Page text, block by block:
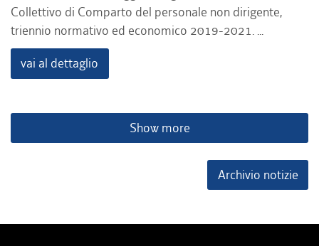
Collettivo di Comparto del personale non dirigente,
triennio normativo ed economico 2019-2021. ...
vai al dettaglio
Show more
Archivio notizie